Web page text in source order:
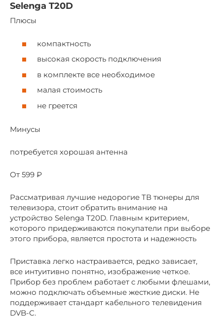
Selenga T20D
Плюсы
компактность
высокая скорость подключения
в комплекте все необходимое
малая стоимость
не греется
Минусы
потребуется хорошая антенна
От 599 ₽
Рассматривая лучшие недорогие ТВ тюнеры для
телевизора, стоит обратить внимание на
устройство Selenga T20D. Главным критерием,
которого придерживаются покупатели при выборе
этого прибора, является простота и надежность
Приставка легко настраивается, редко зависает,
все интуитивно понятно, изображение четкое.
Прибор без проблем работает с любыми флешами,
можно подключать объемные жесткие диски. Не
поддерживает стандарт кабельного телевидения
DVB-C.